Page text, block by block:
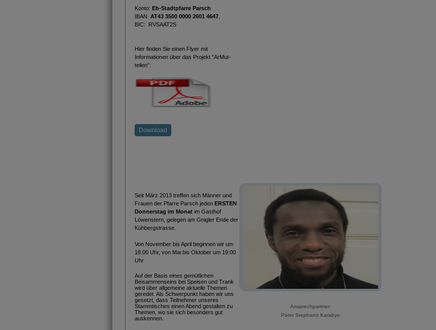
Konto: Eb-Stadtpfarre Parsch
IBAN AT43 3500 0000 2601 4647
BIC: RVSAAT2S
Hier finden Sie einen Flyer mit
Informationen über das Projekt "ArMut-
teilen":
Download
Seit März 2013 treffen sich Männer und
Frauen der Pfarre Parsch jeden ERSTEN
Donnerstag im Monat im Gasthof
Löwenstern, gelegen am Gnigler Ende der
Kühbergstrasse.
Von November bis April beginnen wir um
18.00 Uhr, von Mai bis Oktober um 19:00
Uhr
Auf der Basis eines gemütlichen
Beisammenseins bei Speisen und Trank
wird über allgemeine aktuelle Themen
geredet. Als Schwerpunkt haben wir uns
gesetzt, dass Teilnehmer unseres
Stammtisches einen Abend gestalten zu
Themen, wo sie sich besonders gut
auskennen.
Ansprechpartner:
Pater Stephano Karabyo